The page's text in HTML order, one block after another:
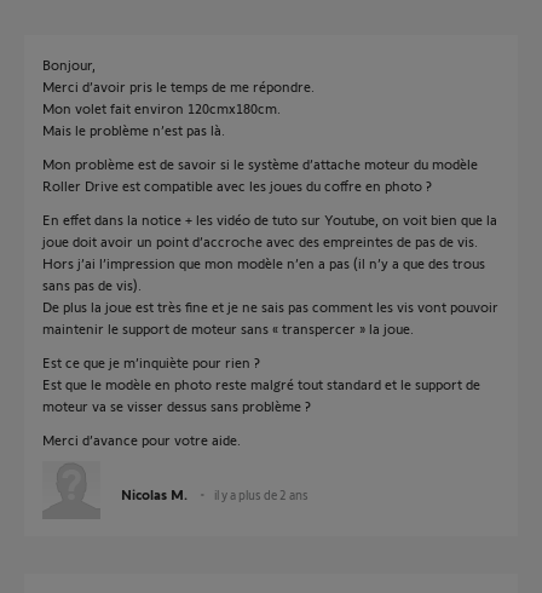
Bonjour,
Merci d’avoir pris le temps de me répondre.
Mon volet fait environ 120cmx180cm.
Mais le problème n’est pas là.
Mon problème est de savoir si le système d’attache moteur du modèle
Roller Drive est compatible avec les joues du coffre en photo ?
En effet dans la notice + les vidéo de tuto sur Youtube, on voit bien que la
joue doit avoir un point d’accroche avec des empreintes de pas de vis.
Hors j’ai l’impression que mon modèle n’en a pas (il n’y a que des trous
sans pas de vis).
De plus la joue est très fine et je ne sais pas comment les vis vont pouvoir
maintenir le support de moteur sans « transpercer » la joue.
Est ce que je m’inquiète pour rien ?
Est que le modèle en photo reste malgré tout standard et le support de
moteur va se visser dessus sans problème ?
Merci d’avance pour votre aide.
Nicolas M. il y a plus de 2 ans